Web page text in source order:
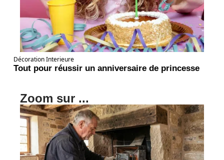
Décoration Interieure
Tout pour réussir un anniversaire de princesse
Zoom sur ...